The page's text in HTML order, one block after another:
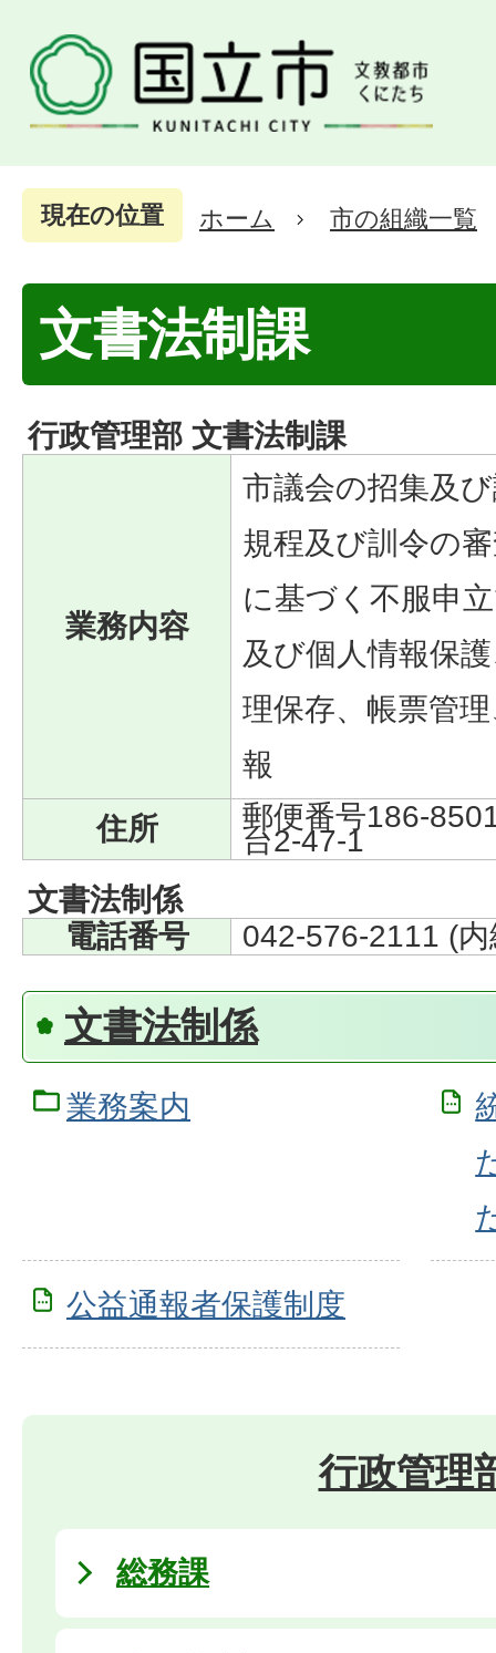
現在の位置 ホーム 市の組織一覧
文書法制課
行政管理部 文書法制課
業務内容
市議会の招集及
規程及び訓令の
に基づく不服申
及び個人情報保
理保存、帳票管
報
住所
郵便番号186-
台2-47-1
文書法制係
電話番号
042-576-2111 (
文書法制係
業務案内
公益通報者保護制度
行政管理
総務課